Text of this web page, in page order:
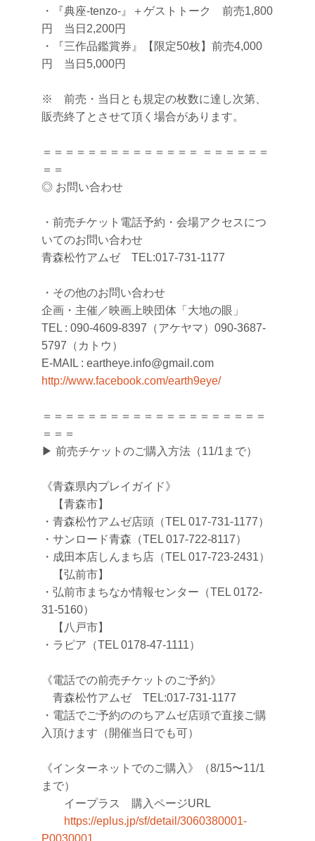
・『典座-tenzo-』＋ゲストトーク 前売1,800
円 当日2,200円
・『三作品鑑賞券』【限定50枚】前売4,000
円 当日5,000円
※ 前売・当日とも規定の枚数に達し次第、
販売終了とさせて頂く場合があります。
＝＝＝＝＝＝＝＝＝＝＝＝＝＝ ＝＝＝＝＝＝
＝＝
◎ お問い合わせ
・前売チケット電話予約・会場アクセスにつ
いてのお問い合わせ
青森松竹アムゼ TEL:017-731-1177
・その他のお問い合わせ
企画・主催／映画上映団体「大地の眼」
TEL : 090-4609-8397（アケヤマ）090-3687-
5797（カトウ）
E-MAIL : eartheye.info@gmail.com
http://www.facebook.com/earth9eye/
＝＝＝＝＝＝＝＝＝＝＝＝＝＝＝＝＝＝＝＝
＝＝＝
▶︎ 前売チケットのご購入方法（11/1まで）
《青森県内プレイガイド》
【青森市】
・青森松竹アムゼ店頭（TEL 017-731-1177）
・サンロード青森（TEL 017-722-8117）
・成田本店しんまち店（TEL 017-723-2431）
【弘前市】
・弘前市まちなか情報センター（TEL 0172-
31-5160）
【八戸市】
・ラピア（TEL 0178-47-1111）
《電話での前売チケットのご予約》
青森松竹アムゼ TEL:017-731-1177
・電話でご予約ののちアムゼ店頭で直接ご購
入頂けます（開催当日でも可）
《インターネットでのご購入》（8/15〜11/1
まで）
イープラス 購入ページURL
https://eplus.jp/sf/detail/3060380001-
P0030001